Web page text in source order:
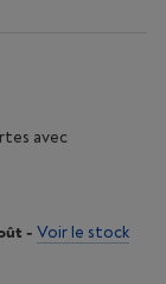
avec
- Voir le stock